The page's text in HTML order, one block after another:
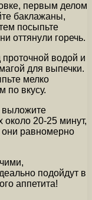
первым делом
баклажаны,
посыпьте
оттянули горечь.
водой и
для выпечки.
мелко
по вкусу.
выложите
около 20-25 минут,
они равномерно
подойдут в
аппетита!